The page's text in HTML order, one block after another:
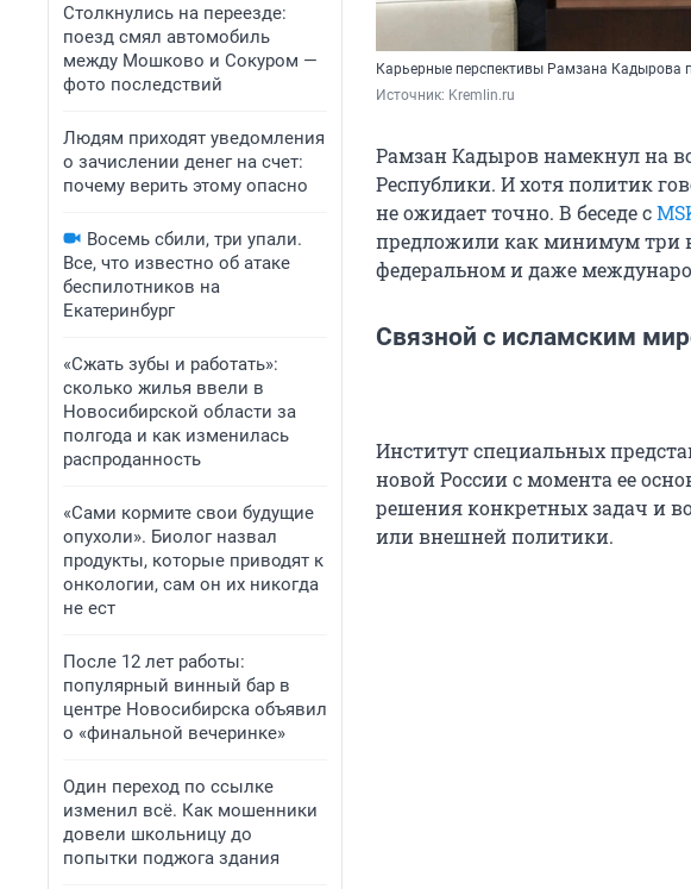
Столкнулись на переезде:
поезд смял автомобиль
между Мошково и Сокуром —
фото последствий
Людям приходят уведомления
о зачислении денег на счет:
почему верить этому опасно
Восемь сбили, три упали.
Все, что известно об атаке
беспилотников на
Екатеринбург
«Сжать зубы и работать»:
сколько жилья ввели в
Новосибирской области за
полгода и как изменилась
распроданность
«Сами кормите свои будущие
опухоли». Биолог назвал
продукты, которые приводят к
онкологии, сам он их никогда
не ест
После 12 лет работы:
популярный винный бар в
центре Новосибирска объявил
о «финальной вечеринке»
Один переход по ссылке
изменил всё. Как мошенники
довели школьницу до
попытки поджога здания
Карьерные перспективы Рамзана Кадырова
Источник: Kremlin.ru
Рамзан Кадыров намекнул на
Республики. И хотя политик
не ожидает точно. В беседе с
предложили как минимум три
федеральном и даже
Связной с исламским
Институт специальных
новой России с момента ее
решения конкретных задач и
или внешней политики.